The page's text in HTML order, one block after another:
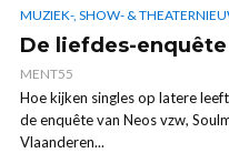
MUZIEK-, SHOW- &
De liefdes-enquête
MENT55
Hoe kijken singles op latere
de enquête van Neos vzw,
Vlaanderen...